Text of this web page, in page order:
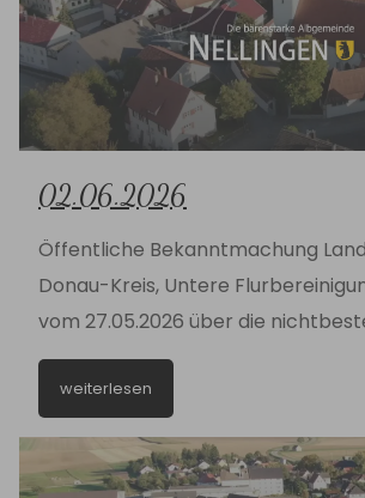
02.06.2026
Öffentliche Bekanntmachung
Donau-Kreis, Untere
vom 27.05.2026 über die
Pflicht, Flurbereinigung Dornstadt-
(DB/A8)
weiterlesen